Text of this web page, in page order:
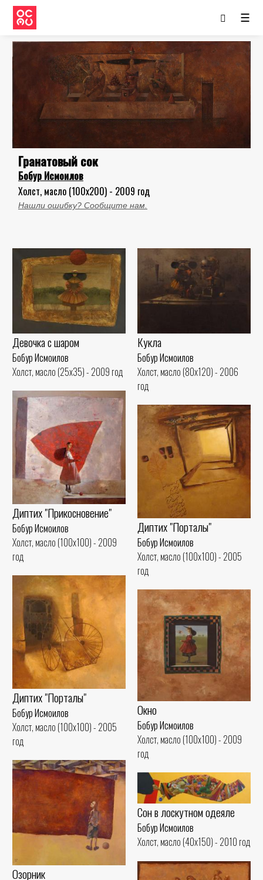
☰
Гранатовый сок
Бобур Исмоилов
Холст, масло (100x200) - 2009 год
Нашли ошибку? Сообщите нам.
Девочка с шаром
Бобур Исмоилов
Холст, масло (25x35) - 2009 год
Кукла
Бобур Исмоилов
Холст, масло (80x120) - 2006
год
Диптих "Прикосновение"
Бобур Исмоилов
Холст, масло (100x100) - 2009
год
Диптих "Порталы"
Бобур Исмоилов
Холст, масло (100x100) - 2005
год
Диптих "Порталы"
Бобур Исмоилов
Холст, масло (100x100) - 2005
год
Окно
Бобур Исмоилов
Холст, масло (100x100) - 2009
год
Озорник
Сон в лоскутном одеяле
Бобур Исмоилов
Холст, масло (40x150) - 2010 год